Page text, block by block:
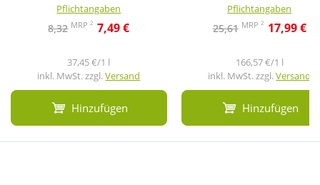
Pflichtangaben
8,32 MRP2 7,49 €
37,45 €/1 l
inkl. MwSt. zzgl.Versand
Hinzufügen
Pflichtangaben
25,61 MRP 2 17,99 €
166,57 €/1 l
inkl. MwSt. zzgl.Versand
Hinzufügen